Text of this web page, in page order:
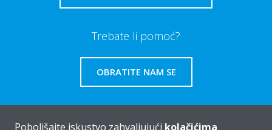
Trebate li pomoć?
OBRATITE NAM SE
Poboljšajte iskustvo zahvaljujući kolačićima